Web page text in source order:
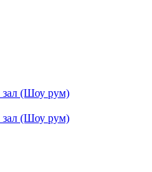
(Шоу рум)
(Шоу рум)